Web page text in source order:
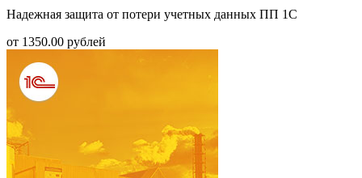
Надежная защита от потери учетных данных ПП 1С
от 1350.00 рублей